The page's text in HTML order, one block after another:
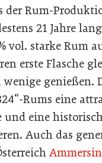
Rum-
21 Jahre
vol. starke Rum
erste Flasche
genießen.
Rums eine
eine
Auch das
Ammersin